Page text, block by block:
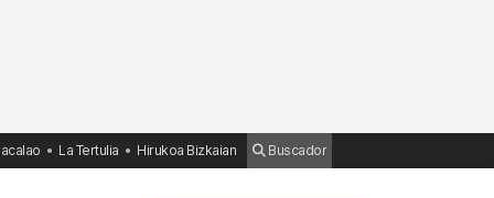
La Tertulia Hirukoa Bizkaian Buscador